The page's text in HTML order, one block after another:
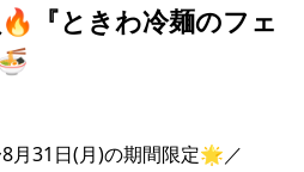
『ときわ冷麺のフェ
月31日(月)の期間限定🌟／